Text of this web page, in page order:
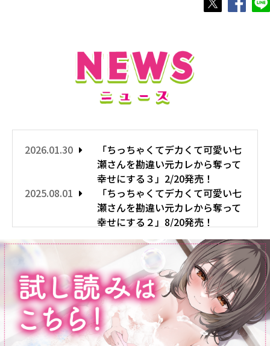
2026.01.30
「ちっちゃくてデカくて可愛い七
瀬さんを勘違い元カレから奪って
幸せにする３」2/20発売！
2025.08.01
「ちっちゃくてデカくて可愛い七
瀬さんを勘違い元カレから奪って
幸せにする２」8/20発売！
2025.03.17
「ちっちゃくてデカくて可愛い七
瀬さんを勘違い元カレから奪って
幸せにする」試し読みを公開しま
した。
2025.02.28
「ちっちゃくてデカくて可愛い七
瀬さんを勘違い元カレから奪って
幸せにする」特設サイトを公開し
ました。